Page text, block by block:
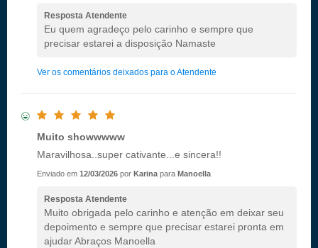
Resposta Atendente
Eu quem agradeço pelo carinho e sempre que
precisar estarei a disposição Namaste
Ver os comentários deixados para o Atendente
Muito showwwww
Maravilhosa..super cativante...e sincera!!
Enviado em 12/03/2026 por Karinapara Manoella
Resposta Atendente
Muito obrigada pelo carinho e atenção em deixar seu
depoimento e sempre que precisar estarei pronta em
ajudar Abraços Manoella